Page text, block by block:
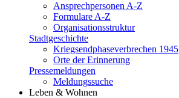
Ansprechpersonen A-Z
Formulare A-Z
Organisationsstruktur
Stadtgeschichte
Kriegsendphaseverbrechen 1945
Orte der Erinnerung
Pressemeldungen
Meldungssuche
Leben & Wohnen